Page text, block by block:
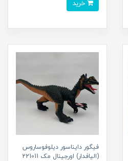
فیگور دایناسور دیلوفوساروس
(الیافدار) اورجینال مک 221011